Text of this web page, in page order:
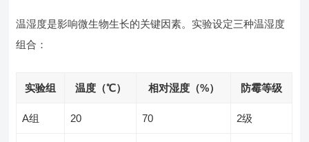
温湿度是影响微生物生长的关键因素。实验设定三种温湿度
组合：
实验组 温度（℃） 相对湿度（%） 防霉等级
A组 20 70 2级